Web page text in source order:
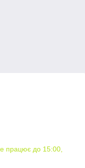
працює до 15:00,